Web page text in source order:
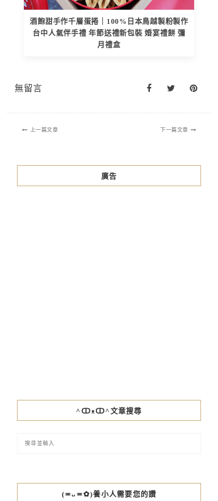
酒飽甜手作千層蛋捲｜100%日本鳥越製粉製作
台中人氣伴手禮 年節送禮新包裝 婚宴禮餅 彌
月禮盒
無留言
上一篇文章 下一篇文章
廣告
^ↀᴥↀ^文章搜尋
(≖ᴗ≖✿)養小人需要您的讚